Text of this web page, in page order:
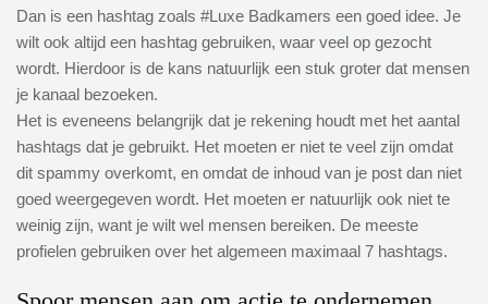
Dan is een hashtag zoals #Luxe Badkamers een goed idee. Je
wilt ook altijd een hashtag gebruiken, waar veel op gezocht
wordt. Hierdoor is de kans natuurlijk een stuk groter dat mensen
je kanaal bezoeken.
Het is eveneens belangrijk dat je rekening houdt met het aantal
hashtags dat je gebruikt. Het moeten er niet te veel zijn omdat
dit spammy overkomt, en omdat de inhoud van je post dan niet
goed weergegeven wordt. Het moeten er natuurlijk ook niet te
weinig zijn, want je wilt wel mensen bereiken. De meeste
profielen gebruiken over het algemeen maximaal 7 hashtags.